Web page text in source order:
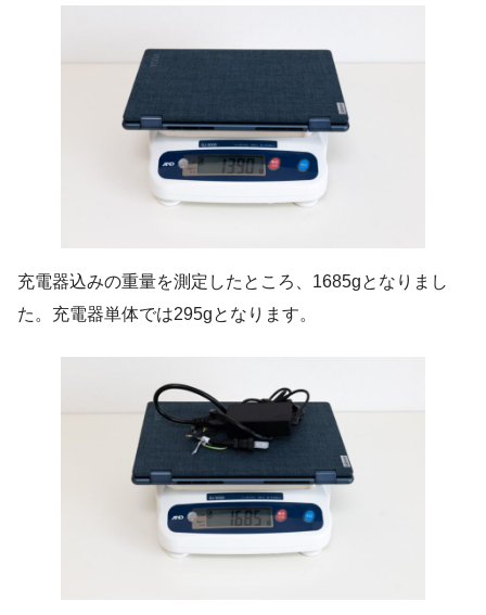
充電器込みの重量を測定したところ、1685gとなりまし
た。充電器単体では295gとなります。